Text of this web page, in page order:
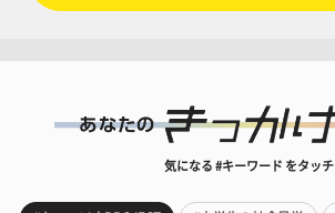
気になる #キーワード をタッチ